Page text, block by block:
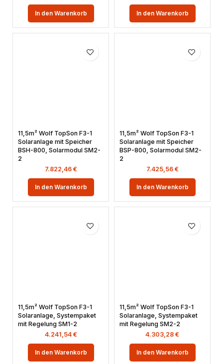
In den Warenkorb In den Warenkorb
11,5m² Wolf TopSon F3-1
Solaranlage mit Speicher
BSH-800, Solarmodul SM2-
2
7.822,46 €
In den Warenkorb
11,5m² Wolf TopSon F3-1
Solaranlage mit Speicher
BSP-800, Solarmodul SM2-
2
7.425,56 €
In den Warenkorb
11,5m² Wolf TopSon F3-1
Solaranlage, Systempaket
mit Regelung SM1-2
4.241,54 €
In den Warenkorb
11,5m² Wolf TopSon F3-1
Solaranlage, Systempaket
mit Regelung SM2-2
4.303,28 €
In den Warenkorb